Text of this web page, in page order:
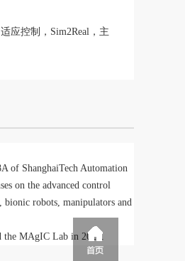
应控制，Sim2Real，主
of ShanghaiTech Automation
on the advanced control
robots, manipulators and
the MAgIC Lab in 2020.